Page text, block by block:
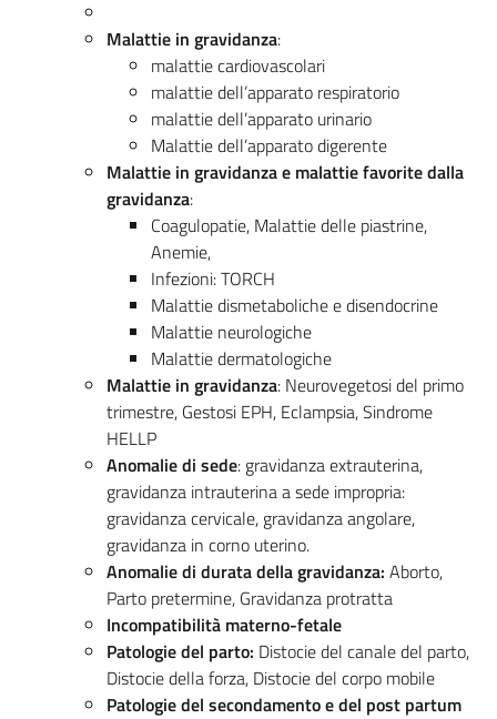
Malattie in gravidanza:
malattie cardiovascolari
malattie dell’apparato respiratorio
malattie dell’apparato urinario
Malattie dell’apparato digerente
Malattie in gravidanza e malattie favorite dalla
gravidanza:
Coagulopatie, Malattie delle piastrine,
Anemie,
Infezioni: TORCH
Malattie dismetaboliche e disendocrine
Malattie neurologiche
Malattie dermatologiche
Malattie in gravidanza: Neurovegetosi del primo
trimestre, Gestosi EPH, Eclampsia, Sindrome
HELLP
Anomalie di sede: gravidanza extrauterina,
gravidanza intrauterina a sede impropria:
gravidanza cervicale, gravidanza angolare,
gravidanza in corno uterino.
Anomalie di durata della gravidanza: Aborto,
Parto pretermine, Gravidanza protratta
Incompatibilità materno-fetale
Patologie del parto: Distocie del canale del parto,
Distocie della forza, Distocie del corpo mobile
Patologie del secondamento e del post partum